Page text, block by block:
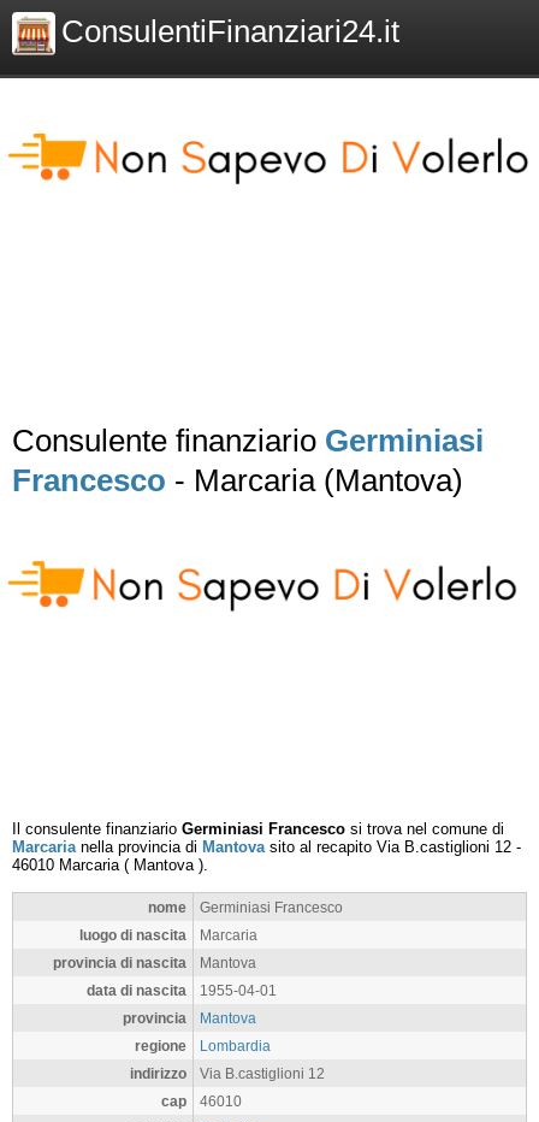
ConsulentiFinanziari24.it
Consulente finanziario Germiniasi
Francesco - Marcaria (Mantova)
Il consulente finanziario Germiniasi Francesco si trova nel comune di
Marcarianella provincia di Mantovasito al recapito Via B.castiglioni 12 -
46010 Marcaria( Mantova).
nome
Germiniasi Francesco
luogo di nascita
Marcaria
provincia di nascita
Mantova
data di nascita
1955-04-01
provincia
Mantova
regione
Lombardia
indirizzo
Via B.castiglioni 12
cap
46010